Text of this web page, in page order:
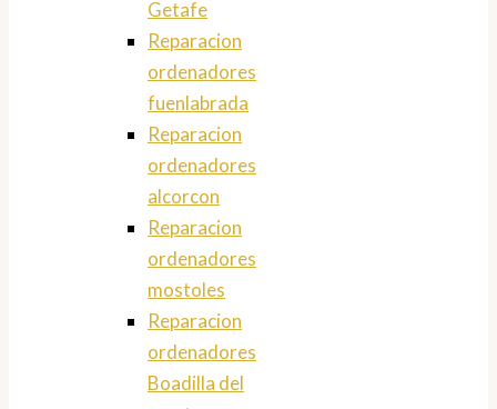
Getafe
Reparacion
ordenadores
fuenlabrada
Reparacion
ordenadores
alcorcon
Reparacion
ordenadores
mostoles
Reparacion
ordenadores
Boadilla del